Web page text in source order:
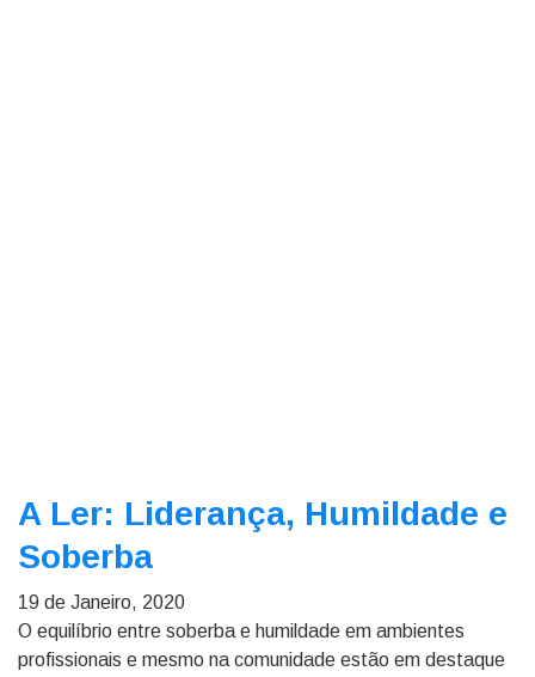
A Ler: Liderança, Humildade e
Soberba
19 de Janeiro, 2020
O equilíbrio entre soberba e humildade em ambientes
profissionais e mesmo na comunidade estão em destaque